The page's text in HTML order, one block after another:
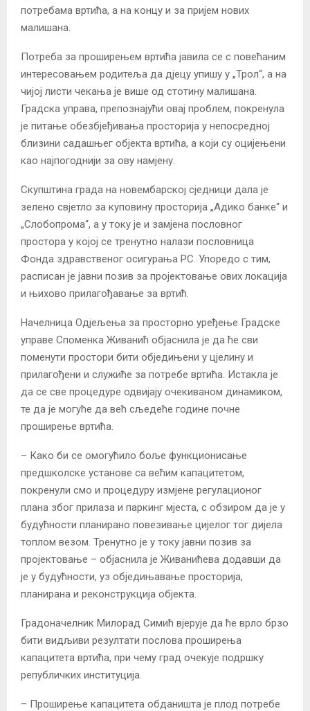
потребама вртића, а на концу и за пријем нових
малишана.
Потреба за проширењем вртића јавила се с повећаним
интересовањем родитеља да дјецу упишу у „Трол“, а на
чијој листи чекања је више од стотину малишана.
Градска управа, препознајући овај проблем, покренула
је питање обезбјеђивања просторија у непосредној
близини садашњег објекта вртића, а који су оцијењени
као најпогоднији за ову намјену.
Скупштина града на новембарској сједници дала је
зелено свјетло за куповину просторија „Адико банке“ и
„Слобопрома“, а у току је и замјена пословног
простора у којој се тренутно налази пословница
Фонда здравственог осигурања РС. Упоредо с тим,
расписан је јавни позив за пројектовање ових локација
и њихово прилагођавање за вртић.
Начелница Одјељења за просторно уређење Градске
управе Споменка Живанић објаснила је да ће сви
поменути простори бити обједињени у цјелину и
прилагођени и служиће за потребе вртића. Истакла је
да се све процедуре одвијају очекиваном динамиком,
те да је могуће да већ сљедеће године почне
проширење вртића.
– Како би се омогућило боље функционисање
предшколске установе са већим капацитетом,
покренули смо и процедуру измјене регулационог
плана због прилаза и паркинг мјеста, с обзиром да је у
будућности планирано повезивање цијелог тог дијела
топлом везом. Тренутно је у току јавни позив за
пројектовање – објаснила је Живанићева додавши да
је у будућности, уз обједињавање просторија,
планирана и реконструкција објекта.
Градоначелник Милорад Симић вјерује да ће врло брзо
бити видљиви резултати послова проширења
капацитета вртића, при чему град очекује подршку
републичких институција.
– Проширење капацитета обданишта је плод потребе